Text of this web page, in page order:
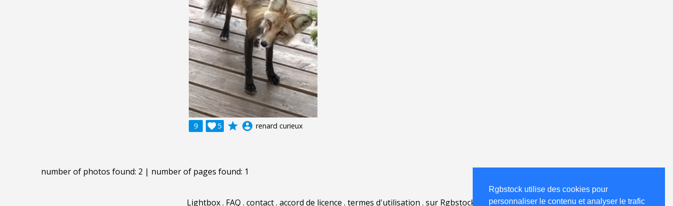
Rgbstock utilise des cookies pour
personnaliser le contenu et analyser le trafic
9 5
 grade account_circle renard curieux
number of photos found: 2 | number of pages found: 1
Lightbox. FAQ . contact. accord de licence . termes d'utilisation . sur Rgbstock.fr